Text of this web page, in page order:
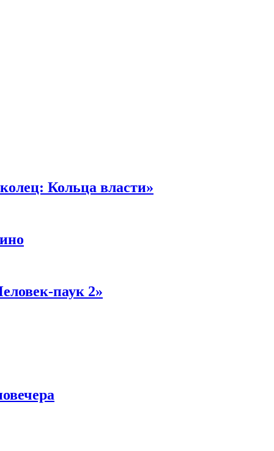
Кольца власти»
паук 2»